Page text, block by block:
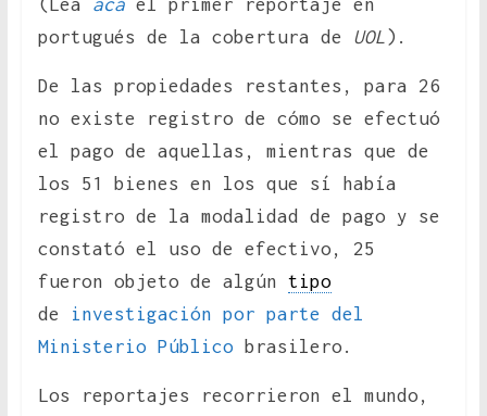
(Lea acáel primer reportaje en
portugués de la cobertura de UOL ).
De las propiedades restantes, para 26
no existe registro de cómo se efectuó
el pago de aquellas, mientras que de
los 51 bienes en los que sí había
registro de la modalidad de pago y se
constató el uso de efectivo, 25
fueron objeto de algún tipo
de
investigación por parte del
Ministerio Público brasilero.
Los reportajes recorrieron el mundo,